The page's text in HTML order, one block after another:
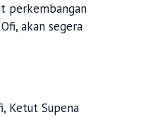
perkembangan
akan segera
Ketut Supena